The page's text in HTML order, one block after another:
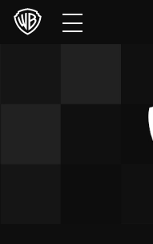
Películas
Juegos y